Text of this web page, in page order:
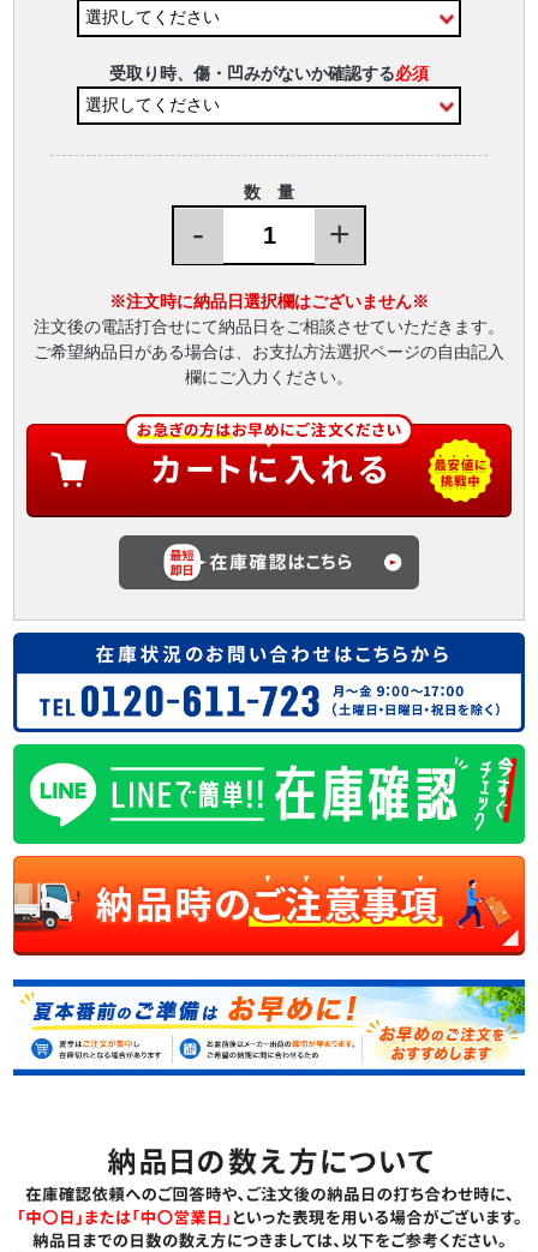
受取り時、傷・凹みがないか確認する必須
数 量
- +
※注文時に納品日選択欄はございません※
注文後の電話打合せにて納品日をご相談させていただきます。
ご希望納品日がある場合は、お支払方法選択ページの自由記入
欄にご入力ください。